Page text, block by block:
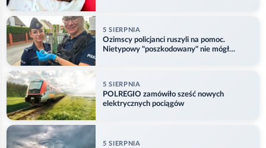
5 SIERPNIA
Ozimscy policjanci ruszyli na pomoc.
Nietypowy "poszkodowany" nie mógł
5 SIERPNIA
POLREGIO zamówiło sześć nowych
elektrycznych pociągów
5 SIERPNIA